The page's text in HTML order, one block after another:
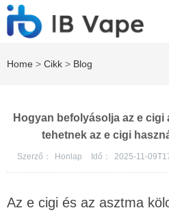
Home > Cikk > Blog
Hogyan befolyásolja az e cigi
tehetnek az e cigi
Szerző： Honlap Idő： 2025-11-
Az e cigi és az asztma